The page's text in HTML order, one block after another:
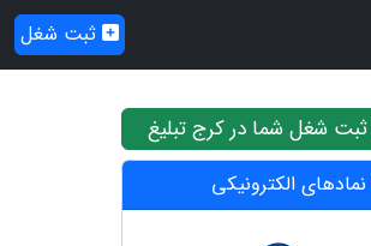
ثبت شغل
ثبت شغل شما در کرج تبلیغ
نمادهای الکترونیکی